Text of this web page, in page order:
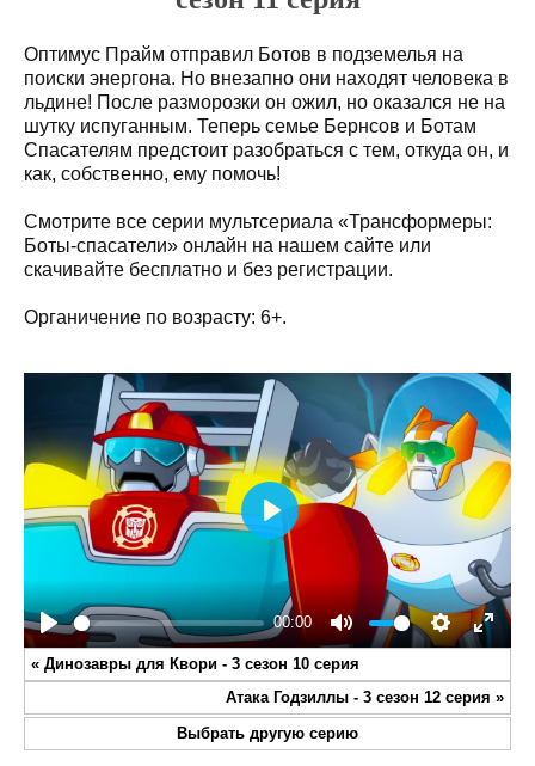
Оптимус Прайм отправил Ботов в подземелья на
поиски энергона. Но внезапно они находят человека в
льдине! После разморозки он ожил, но оказался не на
шутку испуганным. Теперь семье Бернсов и Ботам
Спасателям предстоит разобраться с тем, откуда он, и
как, собственно, ему помочь!
Смотрите все серии мультсериала «Трансформеры:
Боты-спасатели» онлайн на нашем сайте или
скачивайте бесплатно и без регистрации.
Органичение по возрасту: 6+.
Play
00:00
Mute Settings
Enter
Play
« Динозавры для Квори - 3 сезон 10 серия
Атака Годзиллы - 3 сезон 12 серия »
Выбрать другую серию